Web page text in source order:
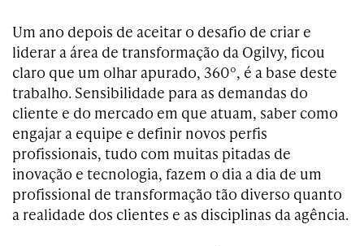
Um ano depois de aceitar o desafio de criar e
liderar a área de transformação da Ogilvy, ficou
claro que um olhar apurado, 360º, é a base deste
trabalho. Sensibilidade para as demandas do
cliente e do mercado em que atuam, saber como
engajar a equipe e definir novos perfis
profissionais, tudo com muitas pitadas de
inovação e tecnologia, fazem o dia a dia de um
profissional de transformação tão diverso quanto
a realidade dos clientes e as disciplinas da agência.